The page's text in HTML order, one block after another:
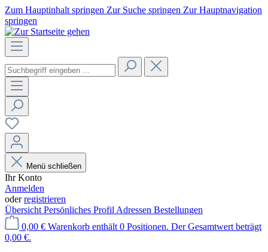
Zum Hauptinhalt springen Zur Suche springen Zur Hauptnavigation
springen
Menü schließen
Ihr Konto
Anmelden
oderregistrieren
Übersicht Persönliches Profil Adressen Bestellungen
0,00 € Warenkorb enthält 0 Positionen. Der Gesamtwert beträgt
0,00 €.